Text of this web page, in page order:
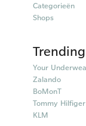
Categorieën
Shops
Your
Zalando
BoMonT
Tommy Hilfiger
KLM